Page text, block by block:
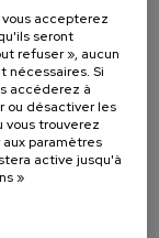
en el
accepterez
seront
refuser », aucun
nécessaires. Si
accéderez à
ou désactiver les
vous trouverez
paramètres
active jusqu'à
»